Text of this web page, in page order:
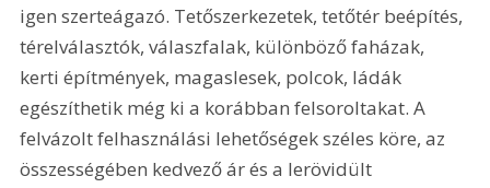
igen szerteágazó. Tetőszerkezetek, tetőtér beépítés,
térelválasztók, válaszfalak, különböző faházak,
kerti építmények, magaslesek, polcok, ládák
egészíthetik még ki a korábban felsoroltakat. A
felvázolt felhasználási lehetőségek széles köre, az
összességében kedvező ár és a lerövidült